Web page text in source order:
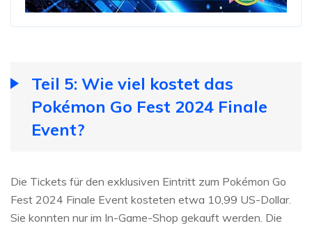
Teil 5: Wie viel kostet das
Pokémon Go Fest 2024 Finale
Event?
Die Tickets für den exklusiven Eintritt zum Pokémon Go
Fest 2024 Finale Event kosteten etwa 10,99 US-Dollar.
Sie konnten nur im In-Game-Shop gekauft werden. Die